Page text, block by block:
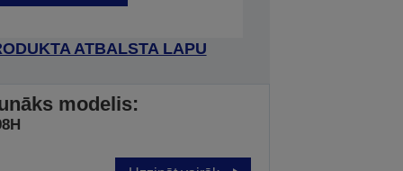
ATBALSTA LAPU
modelis: